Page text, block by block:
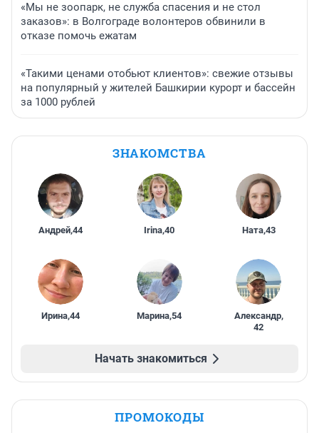
«Мы не зоопарк, не служба спасения и не стол
заказов»: в Волгограде волонтеров обвинили в
отказе помочь ежатам
«Такими ценами отобьют клиентов»: свежие отзывы
на популярный у жителей Башкирии курорт и бассейн
за 1000 рублей
ЗНАКОМСТВА
Андрей,44 Irina,40 Ната,43
Ирина,44 Марина,54 Александр,
42
Начать знакомиться
ПРОМОКОДЫ